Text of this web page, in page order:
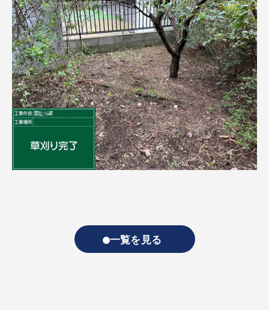
一覧を見る